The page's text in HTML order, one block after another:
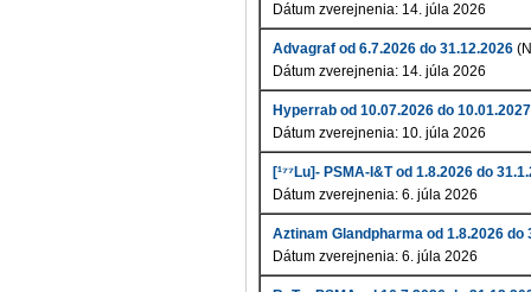
Dátum zverejnenia: 14. júla 2026
Advagraf od 6.7.2026 do 31.12.2026
Dátum zverejnenia: 14. júla 2026
Hyperrab od 10.07.2026 do 10.01.2027
Dátum zverejnenia: 10. júla 2026
[¹⁷⁷Lu]- PSMA-I&T od 1.8.2026 do
Dátum zverejnenia: 6. júla 2026
Aztinam Glandpharma od 1.8.2026 do
Dátum zverejnenia: 6. júla 2026